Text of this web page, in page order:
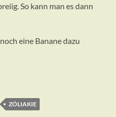
So kann man es dann
eine Banane dazu
ZÖLIAKIE